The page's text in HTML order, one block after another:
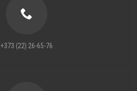
+373 (22) 26-65-76